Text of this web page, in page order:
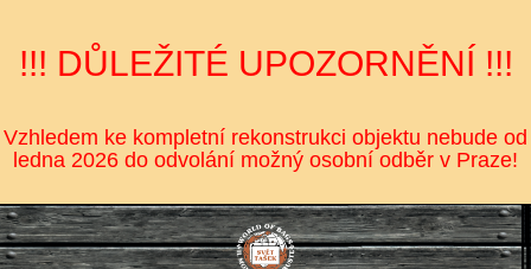
!!! DŮLEŽITÉ UPOZORNĚNÍ !!!
Vzhledem ke kompletní rekonstrukci objektu nebude od
ledna 2026 do odvolání možný osobní odběr v Praze!